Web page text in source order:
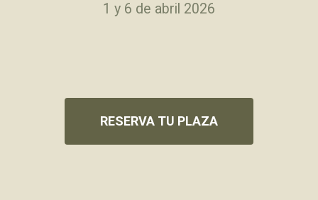
1 y 6 de abril 2026
RESERVA TU PLAZA